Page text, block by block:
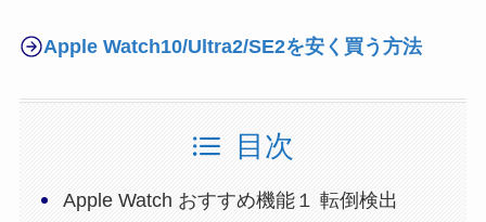
Apple Watch10/Ultra2/SE2を安く買う方法
目次
Apple Watch おすすめ機能１ 転倒検出